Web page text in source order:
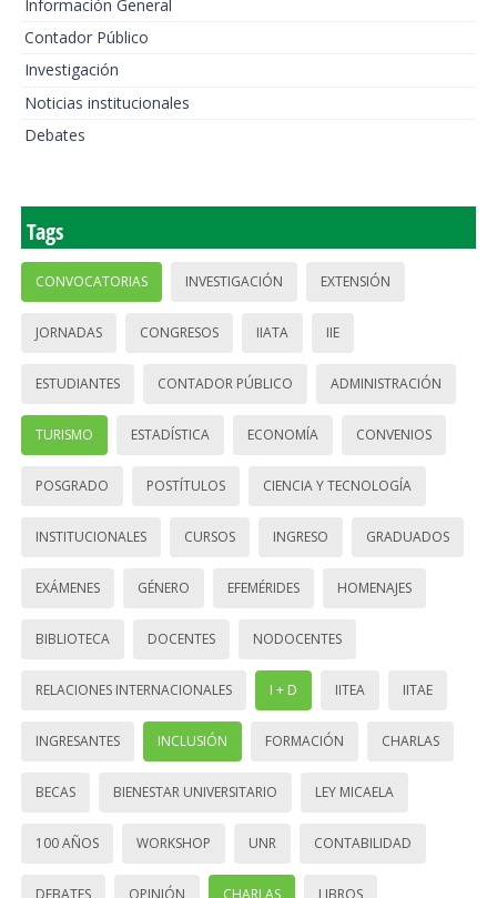
Información General
Contador Público
Investigación
Noticias institucionales
Debates
Tags
CONVOCATORIAS INVESTIGACIÓN EXTENSIÓN
JORNADAS CONGRESOS IIATA IIE
ESTUDIANTES CONTADOR PÚBLICO ADMINISTRACIÓN
TURISMO ESTADÍSTICA ECONOMÍA CONVENIOS
POSGRADO POSTÍTULOS CIENCIA Y TECNOLOGÍA
INSTITUCIONALES CURSOS INGRESO GRADUADOS
EXÁMENES GÉNERO EFEMÉRIDES HOMENAJES
BIBLIOTECA DOCENTES NODOCENTES
RELACIONES INTERNACIONALES I + D IITEA IITAE
INGRESANTES INCLUSIÓN FORMACIÓN CHARLAS
BECAS BIENESTAR UNIVERSITARIO LEY MICAELA
100 AÑOS WORKSHOP UNR CONTABILIDAD